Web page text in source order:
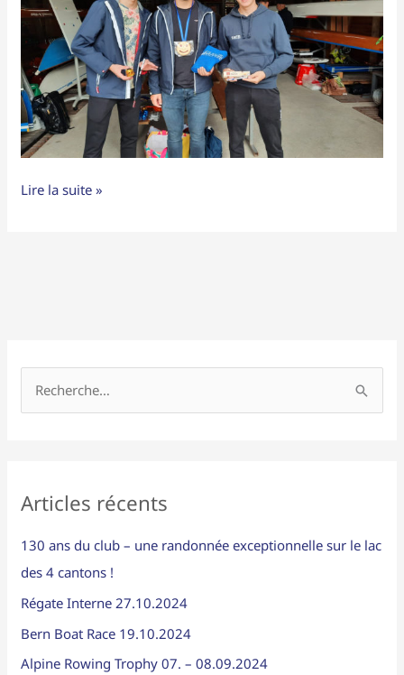
Lire la suite »
e
c
h
e
r
Articles récents
130 ans du club – une randonnée exceptionnelle sur le lac
des 4 cantons !
Régate Interne 27.10.2024
Bern Boat Race 19.10.2024
Alpine Rowing Trophy 07. – 08.09.2024